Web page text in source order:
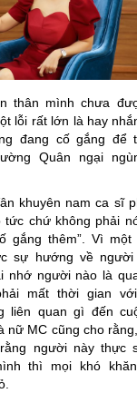
thân mình chưa
lỗi rất lớn là hay
đang cố gắng để
Quân ngại
khuyên nam ca sĩ
tức chứ không phải
gắng thêm”. Vì một
sự hướng về
nhớ người nào là
mất thời gian
liên quan gì đến
nữ MC cũng cho
người này thực
thì mọi khó